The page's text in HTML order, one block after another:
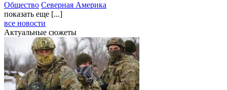
Общество Северная Америка
показать еще [...]
все новости
Актуальные сюжеты